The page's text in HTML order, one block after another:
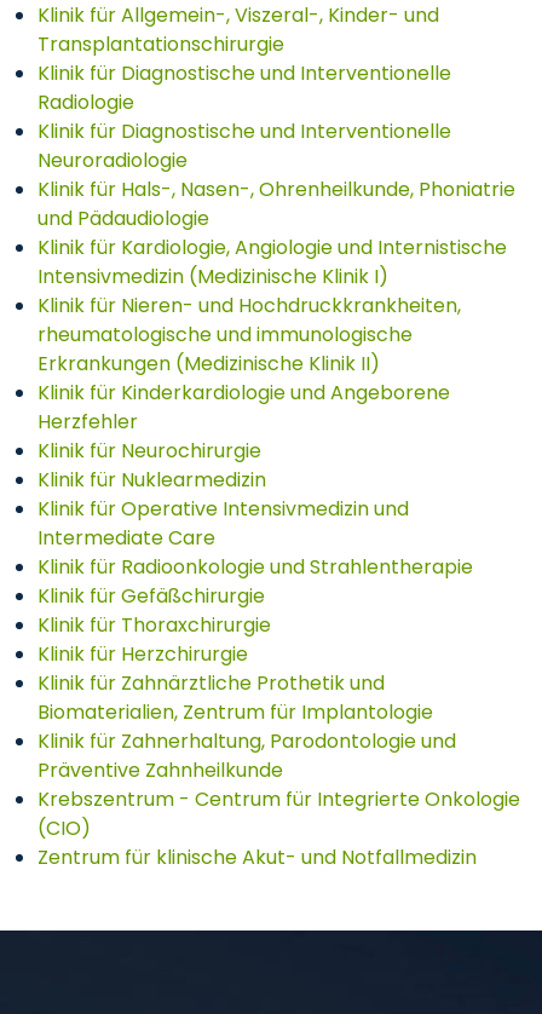
Klinik für Allgemein-, Viszeral-, Kinder- und
Transplantationschirurgie
Klinik für Diagnostische und Interventionelle
Radiologie
Klinik für Diagnostische und Interventionelle
Neuroradiologie
Klinik für Hals-, Nasen-, Ohrenheilkunde, Phoniatrie
und Pädaudiologie
Klinik für Kardiologie, Angiologie und Internistische
Intensivmedizin (Medizinische Klinik I)
Klinik für Nieren- und Hochdruckkrankheiten,
rheumatologische und immunologische
Erkrankungen (Medizinische Klinik II)
Klinik für Kinderkardiologie und Angeborene
Herzfehler
Klinik für Neurochirurgie
Klinik für Nuklearmedizin
Klinik für Operative Intensivmedizin und
Intermediate Care
Klinik für Radioonkologie und Strahlentherapie
Klinik für Gefäßchirurgie
Klinik für Thoraxchirurgie
Klinik für Herzchirurgie
Klinik für Zahnärztliche Prothetik und
Biomaterialien, Zentrum für Implantologie
Klinik für Zahnerhaltung, Parodontologie und
Präventive Zahnheilkunde
Krebszentrum - Centrum für Integrierte Onkologie
(CIO)
Zentrum für klinische Akut- und Notfallmedizin